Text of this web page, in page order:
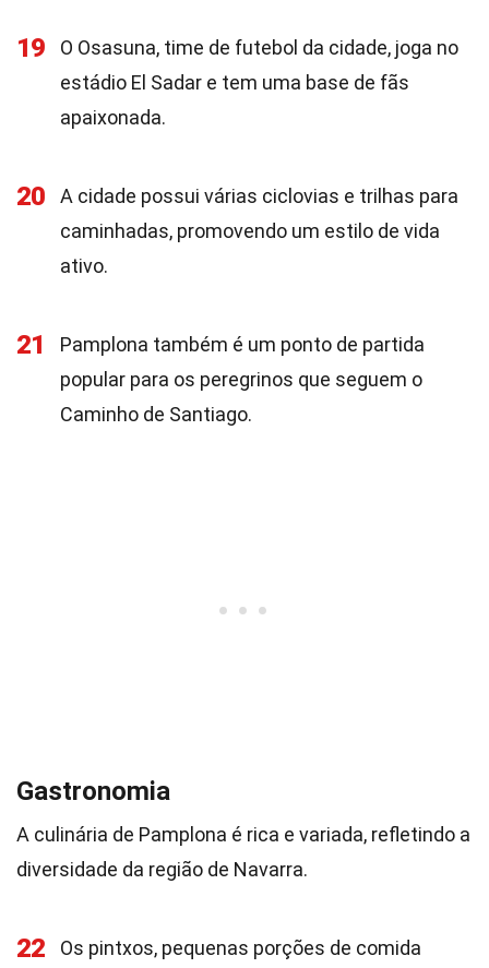
19
O Osasuna, time de futebol da cidade, joga no
estádio El Sadar e tem uma base de fãs
apaixonada.
20
A cidade possui várias ciclovias e trilhas para
caminhadas, promovendo um estilo de vida
ativo.
21
Pamplona também é um ponto de partida
popular para os peregrinos que seguem o
Caminho de Santiago.
Gastronomia
A culinária de Pamplona é rica e variada, refletindo a
diversidade da região de Navarra.
22
Os pintxos, pequenas porções de comida